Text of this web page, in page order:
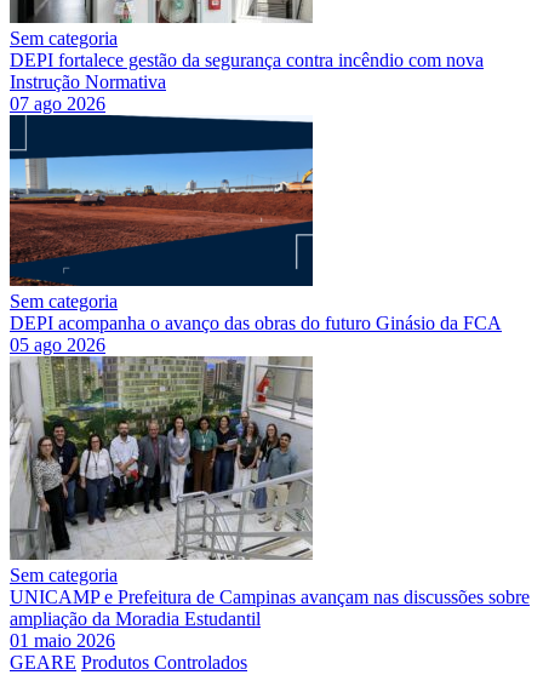
Sem categoria
DEPI fortalece gestão da segurança contra incêndio com nova
Instrução Normativa
07 ago 2026
Sem categoria
DEPI acompanha o avanço das obras do futuro Ginásio da FCA
05 ago 2026
Sem categoria
UNICAMP e Prefeitura de Campinas avançam nas discussões sobre
ampliação da Moradia Estudantil
01 maio 2026
GEARE Produtos Controlados